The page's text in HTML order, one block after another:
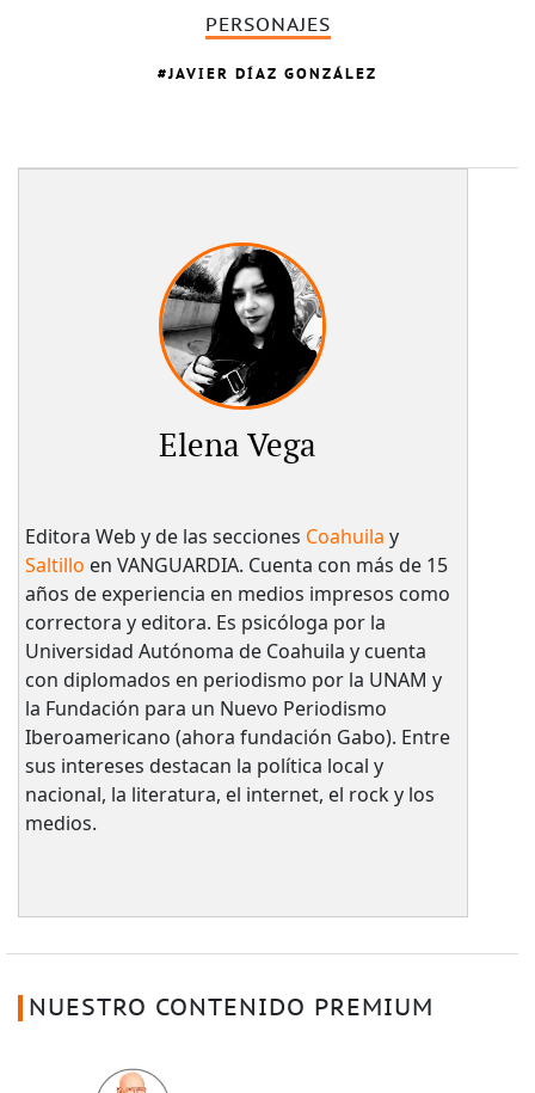
PERSONAJES
JAVIER DÍAZ GONZÁLEZ
Elena Vega
Editora Web y de las secciones Coahuila y
Saltillo en VANGUARDIA. Cuenta con más de 15
años de experiencia en medios impresos como
correctora y editora. Es psicóloga por la
Universidad Autónoma de Coahuila y cuenta
con diplomados en periodismo por la UNAM y
la Fundación para un Nuevo Periodismo
Iberoamericano (ahora fundación Gabo). Entre
sus intereses destacan la política local y
nacional, la literatura, el internet, el rock y los
medios.
NUESTRO CONTENIDO PREMIUM